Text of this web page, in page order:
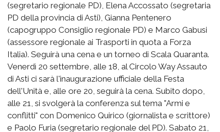
(segretario regionale PD), Elena Accossato (segretaria
PD della provincia di Asti), Gianna Pentenero
(capogruppo Consiglio regionale PD) e Marco Gabusi
(assessore regionale ai Trasporti in quota a Forza
Italia). Seguirà una cena e un torneo di Scala Quaranta.
Venerdì 20 settembre, alle 18, al Circolo Way Assauto
di Asti ci sarà l'inaugurazione ufficiale della Festa
dell'Unità e, alle ore 20, seguirà la cena. Subito dopo,
alle 21, si svolgerà la conferenza sul tema "Armi e
conflitti" con Domenico Quirico (giornalista e scrittore)
e Paolo Furia (segretario regionale del PD). Sabato 21,